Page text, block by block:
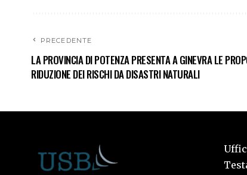
PRECEDENTE
LA PROVINCIA DI POTENZA PRESENTA A GINEVRA LE
RIDUZIONE DEI RISCHI DA DISASTRI NATURALI